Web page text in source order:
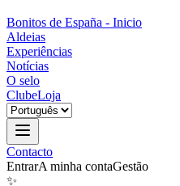
Bonitos de España - Inicio
Aldeias
Experiências
Notícias
O selo
ClubeLoja
Contacto
EntrarA minha contaGestão
✨